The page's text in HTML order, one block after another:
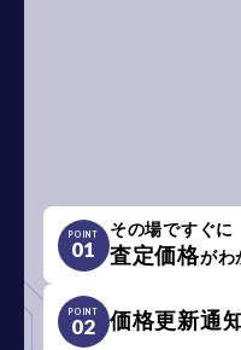
POINT
01
その場ですぐに
査定価格がわ
POINT
02 価格更新通